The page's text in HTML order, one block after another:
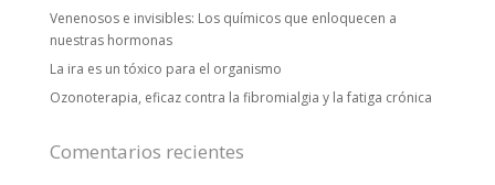
Venenosos e invisibles: Los químicos que enloquecen a
nuestras hormonas
La ira es un tóxico para el organismo
Ozonoterapia, eficaz contra la fibromialgia y la fatiga crónica
Comentarios recientes